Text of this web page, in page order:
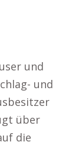
und
und
über
die